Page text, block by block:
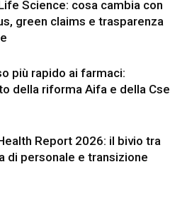
Science: cosa cambia con
green claims e trasparenza
più rapido ai farmaci:
della riforma Aifa e della Cse
Report 2026: il bivio tra
di personale e transizione